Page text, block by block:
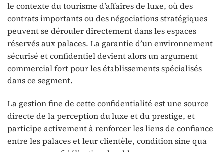
le contexte du tourisme d’affaires de luxe, où des
contrats importants ou des négociations stratégiques
peuvent se dérouler directement dans les espaces
réservés aux palaces. La garantie d’un environnement
sécurisé et confidentiel devient alors un argument
commercial fort pour les établissements spécialisés
dans ce segment.
La gestion fine de cette confidentialité est une source
directe de la perception du luxe et du prestige, et
participe activement à renforcer les liens de confiance
entre les palaces et leur clientèle, condition sine qua